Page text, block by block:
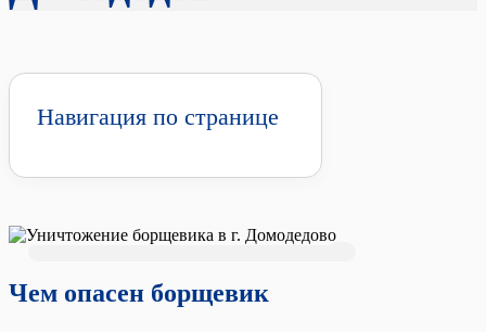
Навигация по странице
Чем опасен борщевик